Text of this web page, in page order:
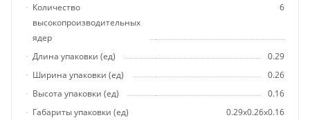
Количество
высокопроизводительных
ядер
6
Длина упаковки (ед)
0.29
Ширина упаковки (ед)
0.26
Высота упаковки (ед)
0.16
Габариты упаковки (ед)
0.29x0.26x0.16